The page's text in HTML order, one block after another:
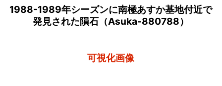
1988-1989年シーズンに南極あすか基地付近で
発見された隕石（Asuka-880788）
可視化画像